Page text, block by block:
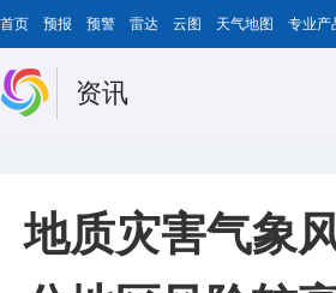
首页 预报 预警 雷达 云图 天气地图 专业产
资讯
地质灾害气象